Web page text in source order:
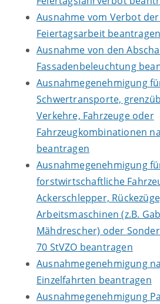
Ausnahme vom Verbot
Feiertagsarbeit beantragen
Ausnahme von den
Fassadenbeleuchtung
Ausnahmegenehmigung
Schwertransporte,
Verkehre, Fahrzeuge oder
Fahrzeugkombinationen
beantragen
Ausnahmegenehmigung
forstwirtschaftliche
Ackerschlepper,
Arbeitsmaschinen (z.B.
Mähdrescher) oder
70 StVZO beantragen
Ausnahmegenehmigung
Einzelfahrten beantragen
Ausnahmegenehmigung